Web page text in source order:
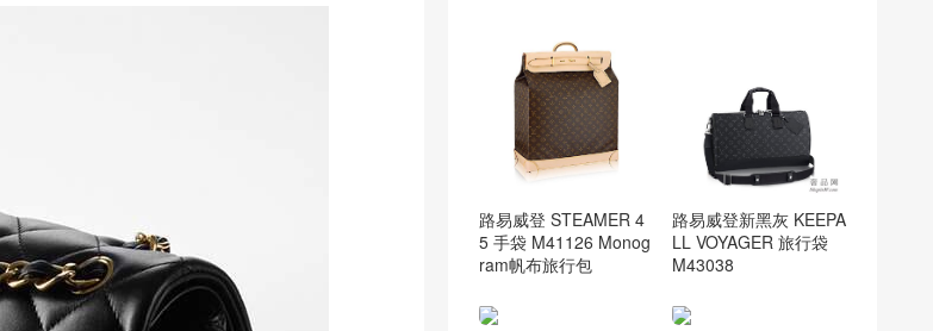
路易威登 STEAMER 4
5 手袋 M41126 Monog
ram帆布旅行包
路易威登新黑灰 KEEPA
LL VOYAGER 旅行袋
M43038